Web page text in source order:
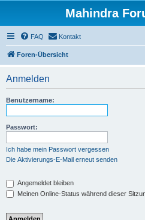
Mahindra
FAQ Kontakt
Foren-Übersicht
Anmelden
Benutzername:
Passwort:
Ich habe mein Passwort vergessen
Die Aktivierungs-E-Mail erneut senden
Angemeldet bleiben
Meinen Online-Status während dieser